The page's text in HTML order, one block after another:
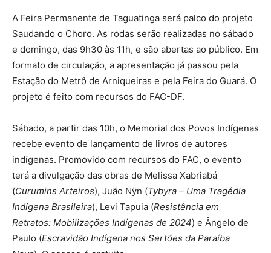
A Feira Permanente de Taguatinga será palco do projeto
Saudando o Choro. As rodas serão realizadas no sábado
e domingo, das 9h30 às 11h, e são abertas ao público. Em
formato de circulação, a apresentação já passou pela
Estação do Metrô de Arniqueiras e pela Feira do Guará. O
projeto é feito com recursos do FAC-DF.
Sábado, a partir das 10h, o Memorial dos Povos Indígenas
recebe evento de lançamento de livros de autores
indígenas. Promovido com recursos do FAC, o evento
terá a divulgação das obras de Melissa Xabriabá
(Curumins Arteiros), Juão Nÿn (Tybyra – Uma Tragédia
Indígena Brasileira), Levi Tapuia (Resistência em
Retratos: Mobilizações Indígenas de 2024) e Ângelo de
Paulo (Escravidão Indígena nos Sertões da Paraíba